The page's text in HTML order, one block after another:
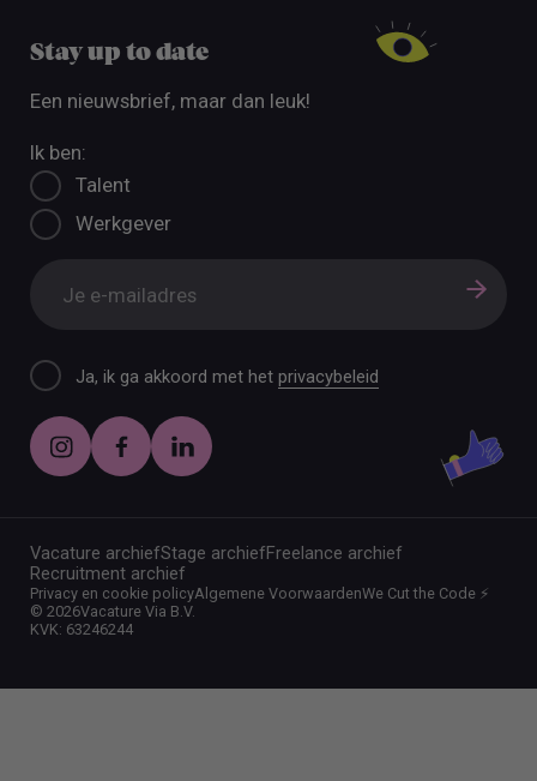
Stay up to date
Een nieuwsbrief, maar dan leuk!
Ik ben:
Talent
Werkgever
Ja, ik ga akkoord met hetprivacybeleid
Vacature archiefStage archiefFreelance archief
Recruitment archief
©2026Vacature Via B.V.
KVK: 63246244
Privacy en cookie policyAlgemene VoorwaardenWe Cut the Code ⚡️